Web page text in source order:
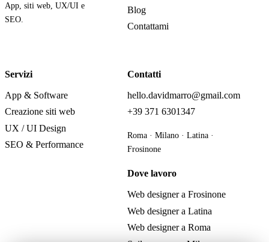
App, siti web, UX/UI e
SEO.
Blog
Contattami
Servizi
App & Software
Creazione siti web
UX / UI Design
SEO & Performance
Contatti
hello.davidmarro@gmail.com
+39 371 6301347
Roma · Milano · Latina ·
Frosinone
Dove lavoro
Web designer a Frosinone
Web designer a Latina
Web designer a Roma